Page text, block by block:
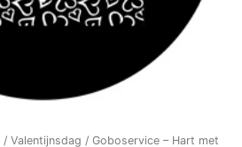
/ Valentijnsdag / Goboservice – Hart met